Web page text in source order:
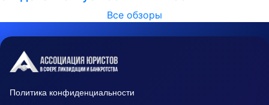
Все обзоры
Политика конфиденциальности